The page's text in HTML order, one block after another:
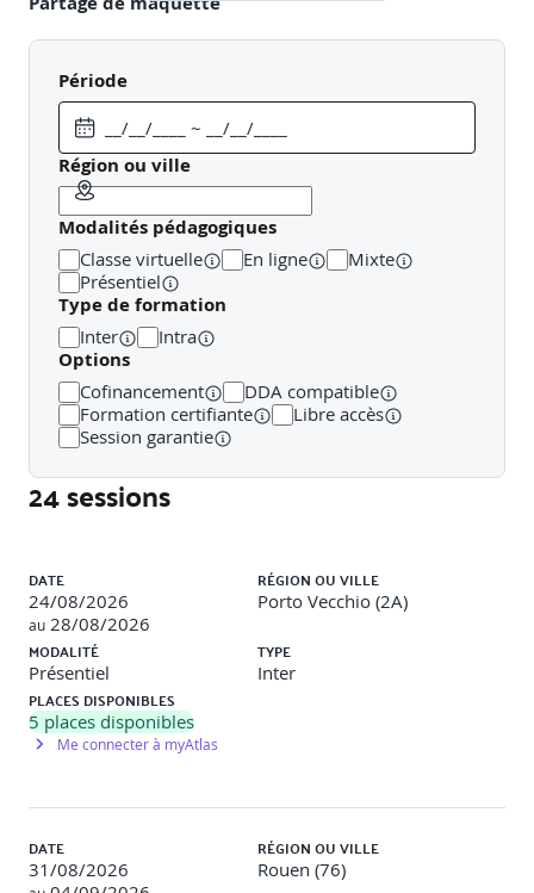
· Modèles liés
· Coordination multidisciplinaire
· Copier / Contrôler
Outils de base Structurel
· Les Murs Porteurs
· Les Planchers
· Les Poteaux Porteurs
· Les Ossatures (Poutres)
· Les Fermes
· Systèmes des poutres
· Les Contreventements
· Les éléments de Fondations
· Les Ouvertures
Création, Modification et Paramétrage des
composants de structure
· Création, paramétrage des familles "Poutres" et
· Création, paramétrage des familles "Fondations"
Période
Région ou ville
Modalités pédagogiques
Classe virtuelle En ligne
Mixte
Présentiel
Type de formation
Inter Intra
Options
Cofinancement
DDA compatible
Formation certifiante
Libre accès
Session garantie
24 sessions
DATE
24/08/2026
au 28/08/2026
RÉGION OU VILLE
Porto Vecchio (2A)
MODALITÉ
Présentiel
TYPE
Inter
PLACES DISPONIBLES
5 places disponibles
Me connecter à myAtlas
DATE
31/08/2026
RÉGION OU VILLE
Rouen (76)